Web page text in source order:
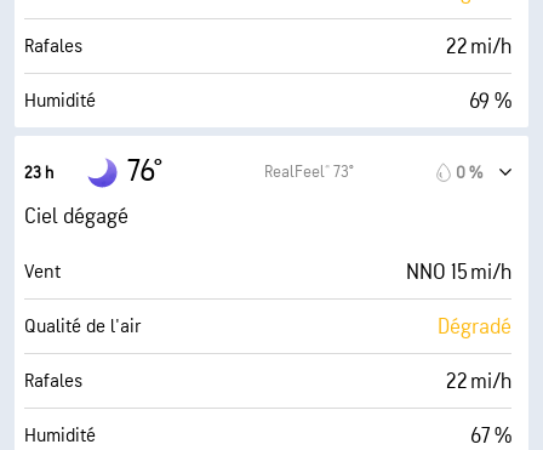
Plafond nuageux 30000 pi
Rafales 22 mi/h
Humidité 69 %
Point de rosée
AccuLumen Brightness Index™
Couverture nuageuse 0 %
Visibilité 10 mi
Plafond nuageux 30000 pi
23 h 76° RealFeel® 73° 0 %
Ciel dégagé
Vent NNO 15 mi/h
Qualité de l'air Dégradé
Rafales 22 mi/h
Humidité 67 %